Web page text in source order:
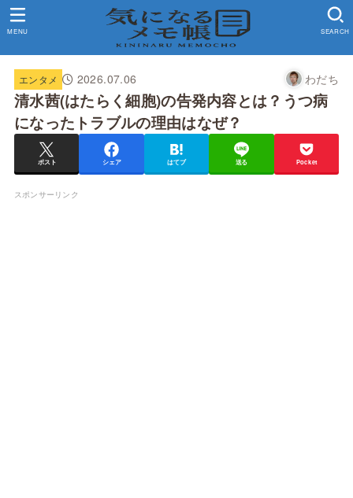
SEARCH
MENU
エンタメ 2026.07.06 わだち
清水茜(はたらく細胞)の告発内容とは？うつ病
になったトラブルの理由はなぜ？
ポスト シェア はてブ 送る Pocket
スポンサーリンク